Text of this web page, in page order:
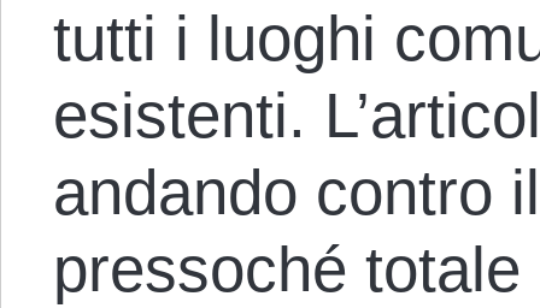
tutti i luoghi
esistenti.
andando contro
pressoché